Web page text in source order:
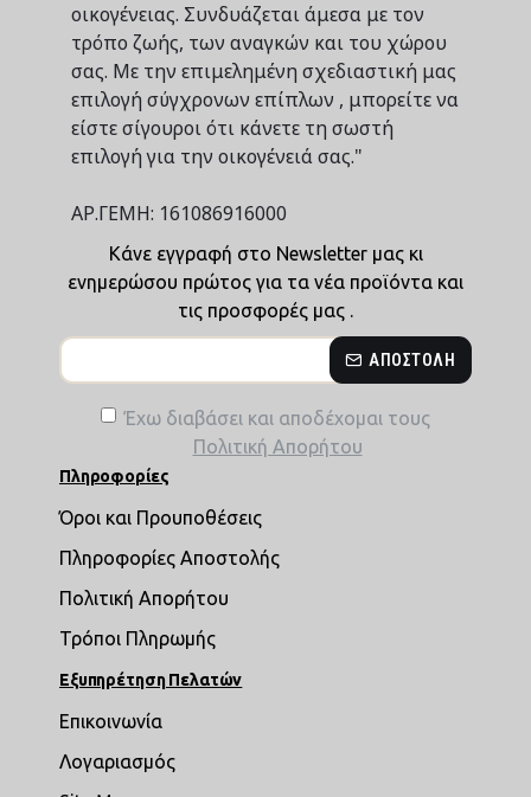
οικογένειας. Συνδυάζεται άμεσα με τον
τρόπο ζωής, των αναγκών και του χώρου
σας. Με την επιμελημένη σχεδιαστική μας
επιλογή σύγχρονων επίπλων , μπορείτε να
είστε σίγουροι ότι κάνετε τη σωστή
επιλογή για την οικογένειά σας."
ΑΡ.ΓΕΜΗ: 161086916000
Κάνε εγγραφή στο Newsletter μας κι
ενημερώσου πρώτος για τα νέα προϊόντα και
τις προσφορές μας .
ΑΠΟΣΤΟΛΉ
Έχω διαβάσει και αποδέχομαι τους
Πολιτική Απορήτου
Πληροφορίες
Όροι και Προυποθέσεις
Πληροφορίες Αποστολής
Πολιτική Απορήτου
Τρόποι Πληρωμής
Εξυπηρέτηση Πελατών
Επικοινωνία
Λογαριασμός